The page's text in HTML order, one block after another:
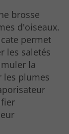
brosse
d'oiseaux.
permet
les saletés
la
les plumes